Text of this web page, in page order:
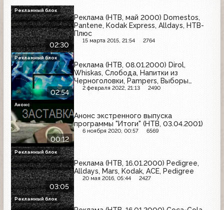
02:30
Реклама (НТВ, май 2000) Domestos,
Pantene, Kodak Express, Alldays, НТВ-
Плюс
15 марта 2015, 21:54 2764
Рекламный блок
02:54
Реклама (НТВ, 08.01.2000) Dirol,
Whiskas, Слобода, Напитки из
Черноголовки, Pampers, Выборы
губернатора Подмосковья, Ice White
2 февраля 2022, 21:13 2490
Рекламный блок
00:12
Анонс экстренного выпуска
программы "Итоги" (НТВ, 03.04.2001)
6 ноября 2020, 00:57 6569
Анонс
03:05
Реклама (НТВ, 16.01.2000) Pedigree,
Alldays, Mars, Kodak, ACE, Pedigree
20 мая 2016, 05:44 2427
Рекламный блок
Рекламный блок